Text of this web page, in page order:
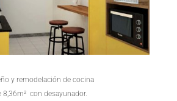
y remodelación de cocina
8,36m² con desayunador.